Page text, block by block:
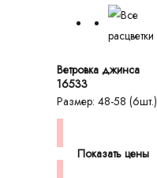
Ветровка джинса
16533
Размер: 48-58 (6шт.)
Показать цены